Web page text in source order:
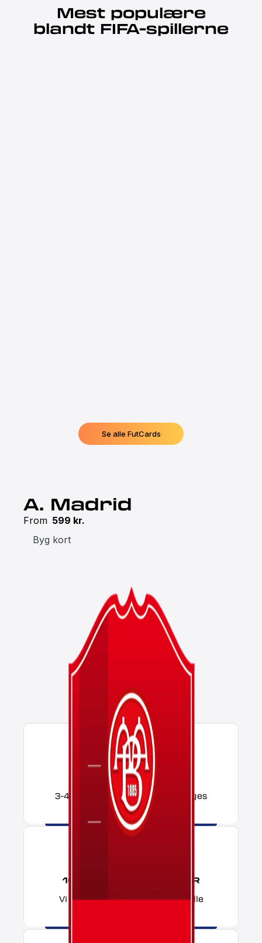
Mest populære
blandt FIFA-spillerne
A. Madrid
From 599 kr.
Byg kort
Se alle FutCards
HURTIG LEVERING
3-4 dages produktion og 1-3 dages
levering.
10.000+ GLADE KUNDER
Vi har produceret FutCards i alle